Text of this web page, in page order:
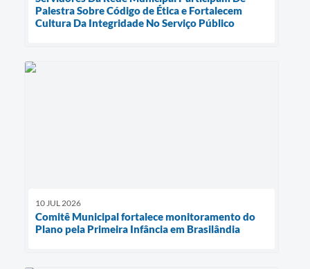
Palestra Sobre Código de Ética e Fortalecem
Cultura Da Integridade No Serviço Público
10 JUL 2026
Comitê Municipal fortalece monitoramento do
Plano pela Primeira Infância em Brasilândia